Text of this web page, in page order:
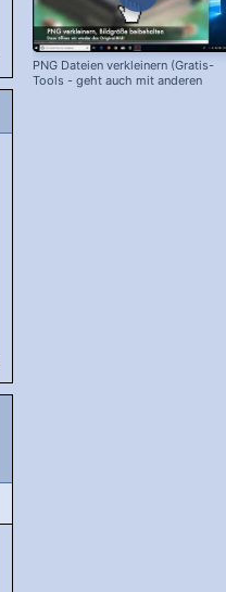
PNG Dateien verkleinern (Gratis-
Tools - geht auch mit anderen